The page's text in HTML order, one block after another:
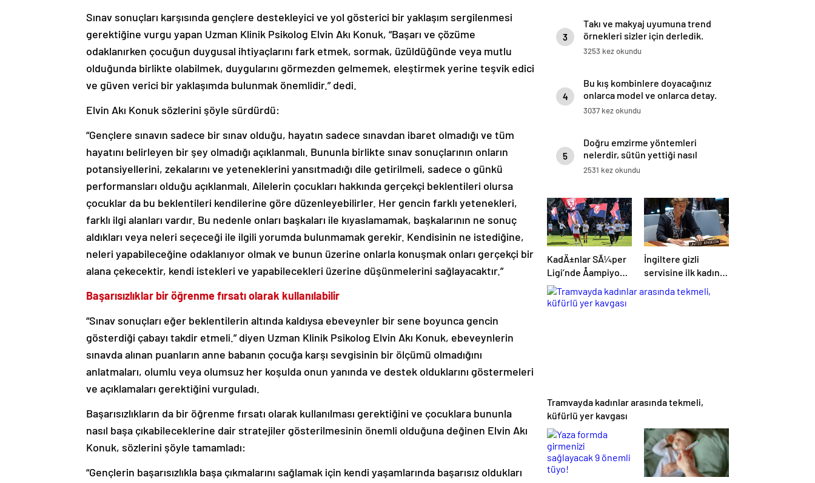
Sınav sonuçları karşısında gençlere destekleyici ve yol gösterici bir yaklaşım sergilenmesi
gerektiğine vurgu yapan Uzman Klinik Psikolog Elvin Akı Konuk, “Başarı ve çözüme
odaklanırken çocuğun duygusal ihtiyaçlarını fark etmek, sormak, üzüldüğünde veya mutlu
olduğunda birlikte olabilmek, duygularını görmezden gelmemek, eleştirmek yerine teşvik edici
ve güven verici bir yaklaşımda bulunmak önemlidir.” dedi.
Elvin Akı Konuk sözlerini şöyle sürdürdü:
“Gençlere sınavın sadece bir sınav olduğu, hayatın sadece sınavdan ibaret olmadığı ve tüm
hayatını belirleyen bir şey olmadığı açıklanmalı. Bununla birlikte sınav sonuçlarının onların
potansiyellerini, zekalarını ve yeteneklerini yansıtmadığı dile getirilmeli, sadece o günkü
performansları olduğu açıklanmalı. Ailelerin çocukları hakkında gerçekçi beklentileri olursa
çocuklar da bu beklentileri kendilerine göre düzenleyebilirler. Her gencin farklı yetenekleri,
farklı ilgi alanları vardır. Bu nedenle onları başkaları ile kıyaslamamak, başkalarının ne sonuç
aldıkları veya neleri seçeceği ile ilgili yorumda bulunmamak gerekir. Kendisinin ne istediğine,
neleri yapabileceğine odaklanıyor olmak ve bunun üzerine onlarla konuşmak onları gerçekçi bir
alana çekecektir, kendi istekleri ve yapabilecekleri üzerine düşünmelerini sağlayacaktır.”
Başarısızlıklar bir öğrenme fırsatı olarak kullanılabilir
“Sınav sonuçları eğer beklentilerin altında kaldıysa ebeveynler bir sene boyunca gencin
gösterdiği çabayı takdir etmeli.” diyen Uzman Klinik Psikolog Elvin Akı Konuk, ebeveynlerin
sınavda alınan puanların anne babanın çocuğa karşı sevgisinin bir ölçümü olmadığını
anlatmaları, olumlu veya olumsuz her koşulda onun yanında ve destek olduklarını göstermeleri
ve açıklamaları gerektiğini vurguladı.
Başarısızlıkların da bir öğrenme fırsatı olarak kullanılması gerektiğini ve çocuklara bununla
nasıl başa çıkabileceklerine dair stratejiler gösterilmesinin önemli olduğuna değinen Elvin Akı
Konuk, sözlerini şöyle tamamladı:
“Gençlerin başarısızlıkla başa çıkmalarını sağlamak için kendi yaşamlarında başarısız oldukları
3
Takı ve makyaj uyumuna trend
örnekleri sizler için derledik.
3253 kez okundu
4
Bu kış kombinlere doyacağınız
onlarca model ve onlarca detay.
3037 kez okundu
5
Doğru emzirme yöntemleri
nelerdir, sütün yettiği nasıl
anlaşılır?
2531 kez okundu
KadÄ±nlar SÃ¼per
Ligi’nde Åampiyon
olan ABB
Fomget’ten
İngiltere gizli
servisine ilk kadın
başkan: “Pekin
Barbara” favori aday
Tramvayda kadınlar arasında tekmeli,
küfürlü yer kavgası